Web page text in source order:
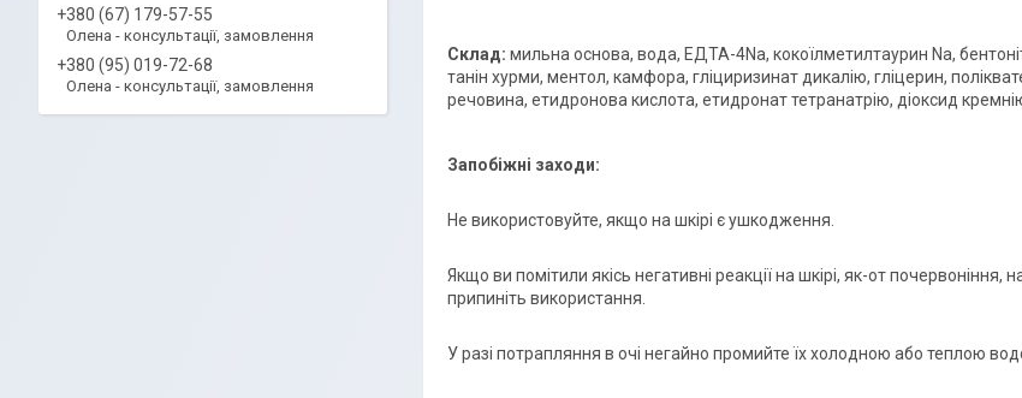
Склад: мильна основа, вода, ЕДТА-4Na, кокоїлметилтаурин Na,
танін хурми, ментол, камфора, гліциризинат дикалію, гліцерин,
речовина, етидронова кислота, етидронат тетранатрію, діоксид
Запобіжні заходи:
Не використовуйте, якщо на шкірі є ушкодження.
Якщо ви помітили якісь негативні реакції на шкірі, як-от
припиніть використання.
У разі потрапляння в очі негайно промийте їх холодною або теплою
+380 (67) 179-57-55
Олена - консультації, замовлення
+380 (95) 019-72-68
Олена - консультації, замовлення